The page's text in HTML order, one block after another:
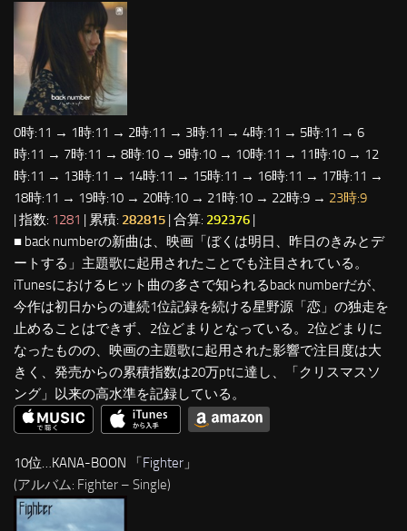
0時:11 → 1時:11 → 2時:11 → 3時:11 → 4時:11 → 5時:11 → 6
時:11 → 7時:11 → 8時:10 → 9時:10 → 10時:11 → 11時:10 → 12
時:11 → 13時:11 → 14時:11 → 15時:11 → 16時:11 → 17時:11 →
18時:11 → 19時:10 → 20時:10 → 21時:10 → 22時:9 → 23時:9
| 指数: 1281 | 累積: 282815 | 合算: 292376 |
■ back numberの新曲は、映画「ぼくは明日、昨日のきみとデ
ートする」主題歌に起用されたことでも注目されている。
iTunesにおけるヒット曲の多さで知られるback numberだが、
今作は初日からの連続1位記録を続ける星野源「恋」の独走を
止めることはできず、2位どまりとなっている。2位どまりに
なったものの、映画の主題歌に起用された影響で注目度は大
きく、発売からの累積指数は20万ptに達し、「クリスマスソ
ング」以来の高水準を記録している。
10位…KANA-BOON 「Fighter 」
(アルバム: Fighter – Single)